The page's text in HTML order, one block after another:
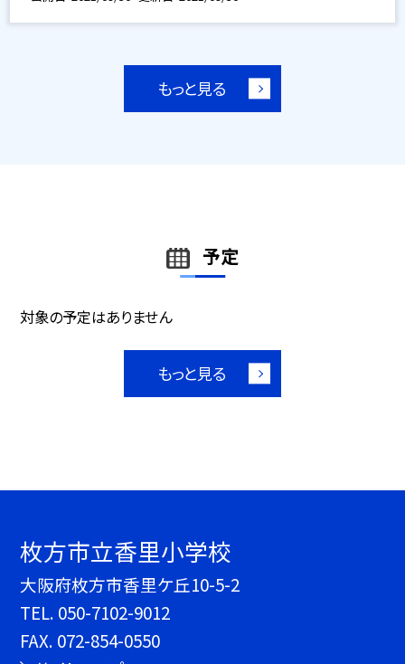
もっと見る
予定
対象の予定はありません
もっと見る
枚方市立香里小学校
大阪府枚方市香里ケ丘10-5-2
TEL. 050-7102-9012
FAX. 072-854-0550